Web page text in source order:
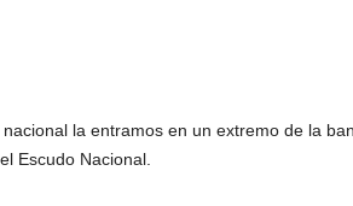
la entramos en un extremo de la
Escudo Nacional.